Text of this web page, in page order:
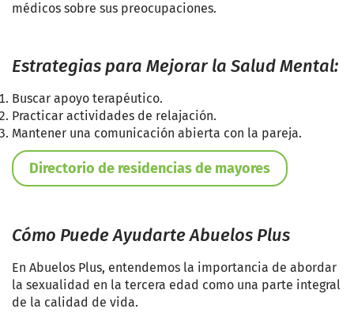
médicos sobre sus preocupaciones.
Estrategias para Mejorar la Salud Mental:
Buscar apoyo terapéutico.
Practicar actividades de relajación.
Mantener una comunicación abierta con la pareja.
Directorio de residencias de mayores
Cómo Puede Ayudarte Abuelos Plus
En Abuelos Plus, entendemos la importancia de abordar
la sexualidad en la tercera edad como una parte integral
de la calidad de vida.